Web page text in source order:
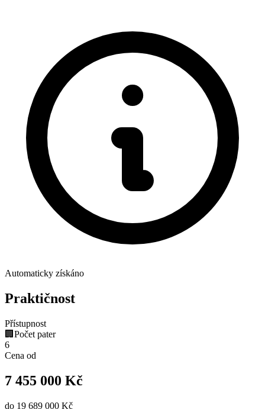
Automaticky získáno
Praktičnost
Přístupnost
🏢 Počet pater
6
Cena od
7 455 000 Kč
do 19 689 000 Kč